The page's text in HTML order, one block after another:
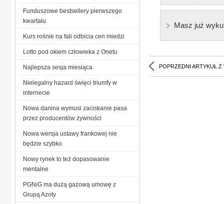
Masz już
POPRZEDNI ARTYKUŁ Z
Funduszowe bestsellery pierwszego
kwartału
Kurs rośnie na fali odbicia cen miedzi
Lotto pod okiem człowieka z Onetu
Najlepsza sesja miesiąca
Nielegalny hazard święci triumfy w
internecie
Nowa danina wymusi zaciskanie pasa
przez producentów żywności
Nowa wersja ustawy frankowej nie
będzie szybko
Nowy rynek to też dopasowanie
mentalne
PGNiG ma dużą gazową umowę z
Grupą Azoty